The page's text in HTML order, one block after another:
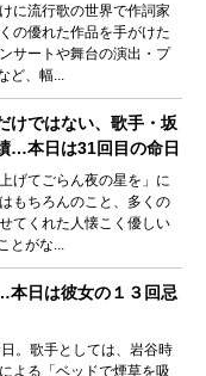
に流行歌の世界で作詞家
の優れた作品を手がけた
サートや舞台の演出・プ
、幅...
けではない、歌手・坂
…本日は31回目の命日
げてごらん夜の星を」に
もちろんのこと、多くの
てくれた人懐こく優しい
がな...
日は彼女の１３回忌
。歌手としては、岩谷時
よる「ベッドで煙草を吸